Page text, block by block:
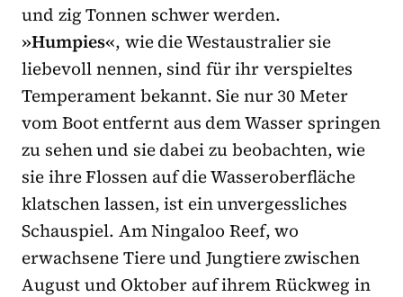
und zig Tonnen schwer werden.
»Humpies«, wie die Westaustralier sie
liebevoll nennen, sind für ihr verspieltes
Temperament bekannt. Sie nur 30 Meter
vom Boot entfernt aus dem Wasser springen
zu sehen und sie dabei zu beobachten, wie
sie ihre Flossen auf die Wasseroberfläche
klatschen lassen, ist ein unvergessliches
Schauspiel. Am Ningaloo Reef, wo
erwachsene Tiere und Jungtiere zwischen
August und Oktober auf ihrem Rückweg in